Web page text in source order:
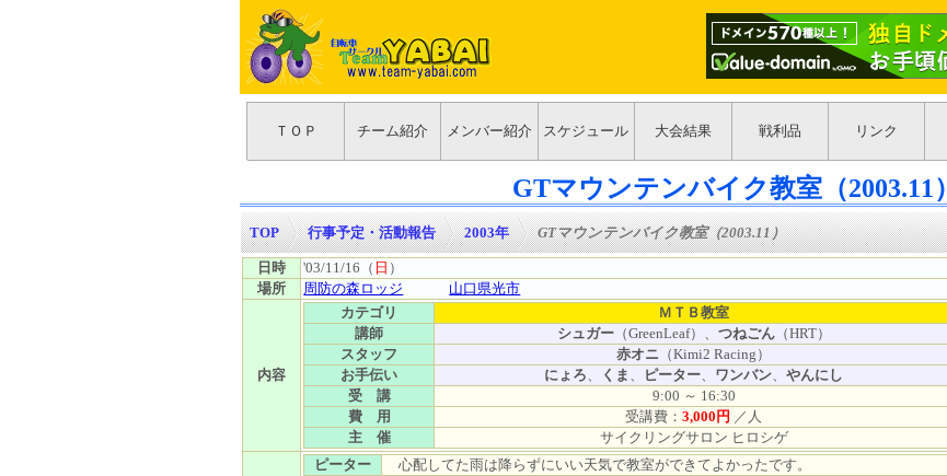
ＴＯＰ チーム紹介 メンバー紹介 スケジュール 大会結果 戦利品 リンク
GTマウンテンバイク教室（2003.11）
TOP >行事予定・活動報告 >2003年 >GTマウンテンバイク教室（2003.11）
日時 '03/11/16（ 日 ）
場所
周防の森ロッジ 山口県光市
内容
カテゴリ
ＭＴＢ教室
講師
シュガー（GreenLeaf）、 つねごん（HRT）
スタッフ
赤オニ （Kimi2 Racing）
お手伝い
にょろ、 くま 、 ピーター、 ワンバン、やんにし
受 講
9:00 ～ 16:30
費 用
受講費：3,000円 ／人
主 催
サイクリングサロン ヒロシゲ
ピーター
心配してた雨は降らずにいい天気で教室ができてよかったです。